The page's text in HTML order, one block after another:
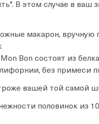
В этом случае в ваш
макарон, вручную
Bon состоят из
без примеси
вашей той самой
половинок из